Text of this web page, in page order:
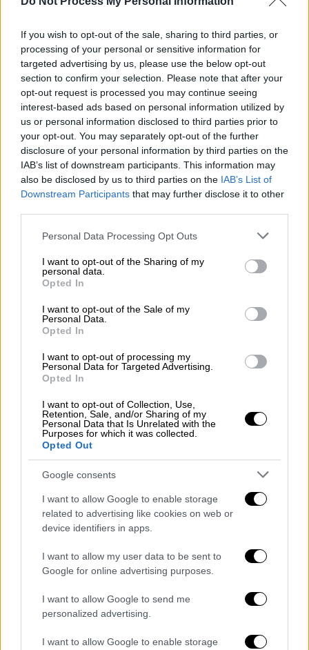
If you wish to opt-out of the sale, sharing to third parties, or
processing of your personal or sensitive information for
targeted advertising by us, please use the below opt-out
section to confirm your selection. Please note that after your
opt-out request is processed you may continue seeing
interest-based ads based on personal information utilized by
us or personal information disclosed to third parties prior to
your opt-out. You may separately opt-out of the further
disclosure of your personal information by third parties on the
IAB’s list of downstream participants. This information may
also be disclosed by us to third parties on the IAB’s List of
Downstream Participants that may further disclose it to other
Please note that this website/app uses one or more Google
not limited to your visit or usage behaviour. You may click to
grant or deny consent to Google and its third-party tags to
use your data for below specified purposes in below Google
consent section.
Personal Data Processing Opt Outs
I want to opt-out of the Sharing of my
personal data.
Opted In
I want to opt-out of the Sale of my
Personal Data.
Opted In
I want to opt-out of processing my
Personal Data for Targeted Advertising.
Opted In
I want to opt-out of Collection, Use,
Retention, Sale, and/or Sharing of my
Personal Data that Is Unrelated with the
Purposes for which it was collected.
Opted Out
Google consents
I want to allow Google to enable storage
related to advertising like cookies on web or
device identifiers in apps.
I want to allow my user data to be sent to
Google for online advertising purposes.
I want to allow Google to send me
personalized advertising.
I want to allow Google to enable storage
λαχανόκηπος, είχε προσελκύσει ακόμη και
Ελλάδα|28.03.2026 22:29
βυθίστηκε στο σκοτάδι και έστειλε
ηχηρό περιβαλλοντικό μήνυμα
Δύο δεκαετίες συμπλήρωσε η συλλογική
δράση «Ώρα της Γης», που στοχεύει στην
ευαισθητοποίηση γύρω από την
περιβαλλοντική κρίση